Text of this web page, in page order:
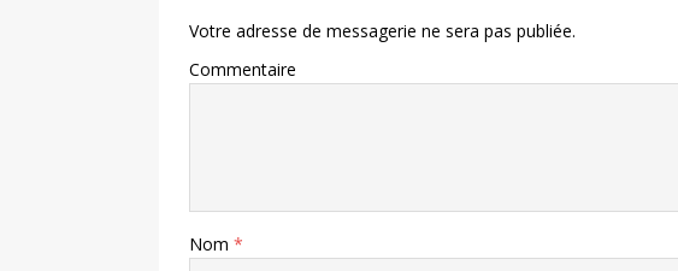
Votre adresse de messagerie ne sera pas publiée.
Commentaire
Nom *